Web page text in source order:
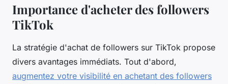
Importance d'acheter des followers
TikTok
La stratégie d'achat de followers sur TikTok propose
divers avantages immédiats. Tout d'abord,
augmentez votre visibilité en achetant des followers